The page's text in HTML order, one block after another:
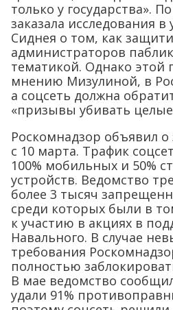
только у государства».
заказала исследования в
Сиднея о том, как
администраторов
тематикой. Однако этой
мнению Мизулиной, в
а соцсеть должна
«призывы убивать
Роскомнадзор объявил
c 10 марта. Трафик
100% мобильных и 50%
устройств. Ведомство
более 3 тысяч
среди которых были в
к участию в акциях в
Навального. В случае
требования
полностью
В мае ведомство
удали 91%